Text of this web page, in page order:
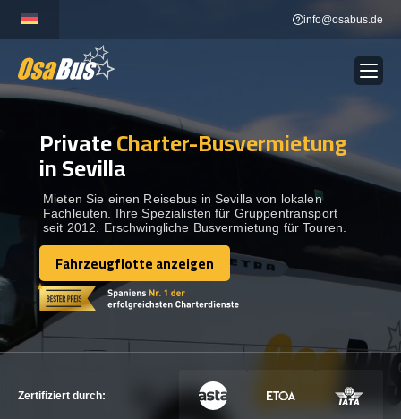
content
info@osabus.de
BUSVERMIETUNG Show dropdown
REISEZIELE Show dropdown
FLOTTE
KONTAKTIEREN SIE UNS
KONTAKTIEREN SIE UNS
PrivateCharter-Busvermietung
in Sevilla
Mieten Sie einen Reisebus in Sevilla von lokalen
Fachleuten. Ihre Spezialisten für Gruppentransport
seit 2012. Erschwingliche Busvermietung für Touren.
Fahrzeugflotte anzeigen
Fahrzeugflotte anzeigen
Zertifiziert durch: